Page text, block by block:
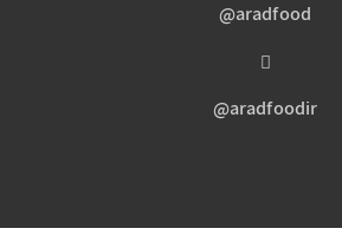
aradfood@
aradfoodir@